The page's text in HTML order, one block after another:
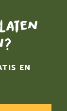
EN